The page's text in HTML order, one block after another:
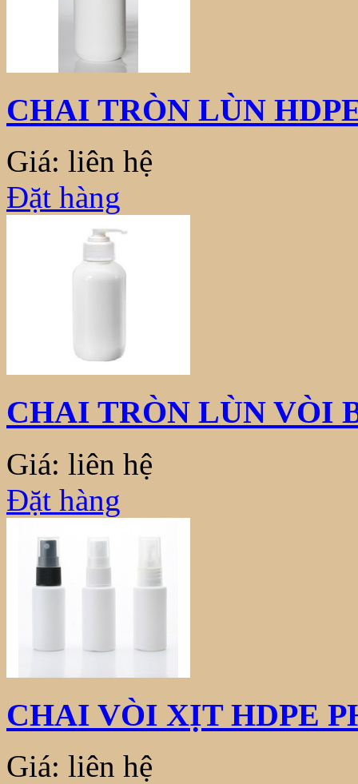
CHAI TRÒN LÙN
Giá: liên hệ
Đặt hàng
CHAI TRÒN LÙN VÒI
Giá: liên hệ
Đặt hàng
CHAI VÒI XỊT HDPE
Giá: liên hệ